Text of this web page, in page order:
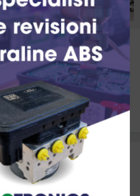
700cc om 74Kw
Zee smart 600cc con
DiVincenzo